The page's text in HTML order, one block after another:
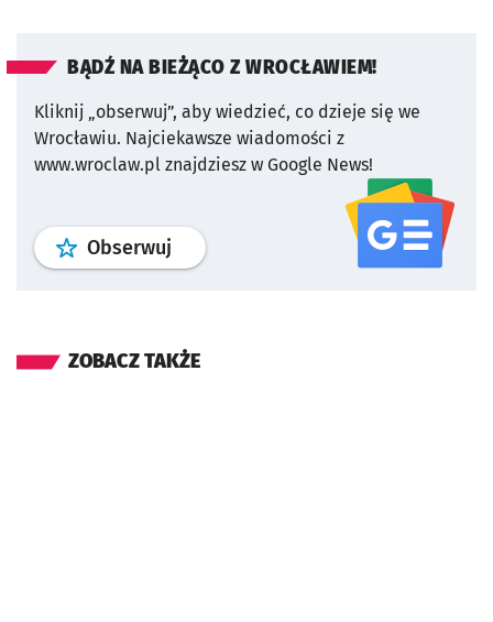
BĄDŹ NA BIEŻĄCO Z WROCŁAWIEM!
Kliknij „obserwuj”, aby wiedzieć, co dzieje się we
Wrocławiu. Najciekawsze wiadomości z
www.wroclaw.pl znajdziesz w Google News!
Obserwuj profil serwisu
ZOBACZ TAKŻE